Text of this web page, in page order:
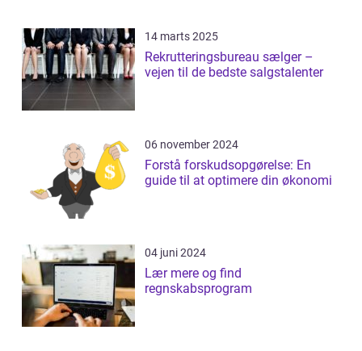
14 marts 2025
Rekrutteringsbureau sælger –
vejen til de bedste salgstalenter
06 november 2024
Forstå forskudsopgørelse: En
guide til at optimere din økonomi
04 juni 2024
Lær mere og find
regnskabsprogram